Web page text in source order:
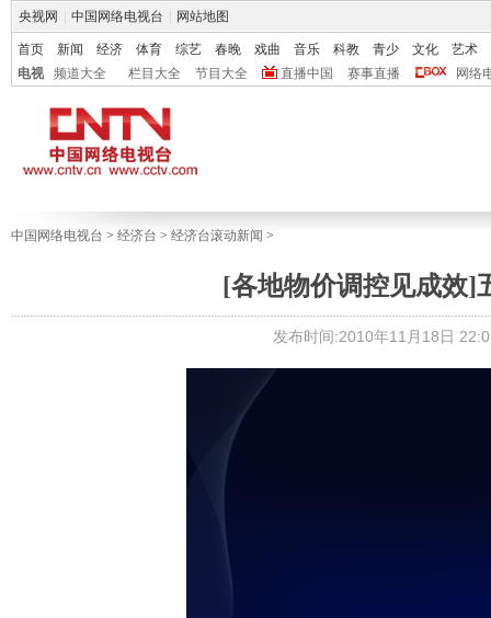
央视网 中国网络电视台 网站地图
首页 新闻 经济 体育 综艺 春晚 戏曲 音乐 科教 青少 文化
艺术
电视
频道大全 栏目大全 节目大全 直播中国 赛事直播 网络
中国网络电视台 > 经济台 > 经济台滚动新闻 >
[各地物价调控见成效]
发布时间:2010年11月18日